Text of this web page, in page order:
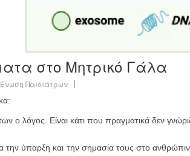
στο Μητρικό Γάλα
Ένωση Παιδιάτρων
ο λόγος. Είναι κάτι που πραγματικά δεν
την ύπαρξη και την σημασία τους στο